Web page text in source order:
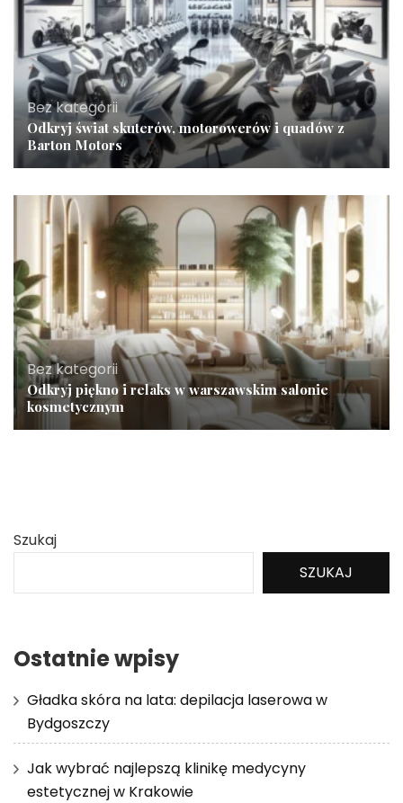
Bez kategorii
Odkryj świat skuterów, motorowerów i quadów z
Barton Motors
Bez kategorii
Odkryj piękno i relaks w warszawskim salonie
kosmetycznym
Szukaj
SZUKAJ
Ostatnie wpisy
Gładka skóra na lata: depilacja laserowa w
Bydgoszczy
Jak wybrać najlepszą klinikę medycyny
estetycznej w Krakowie